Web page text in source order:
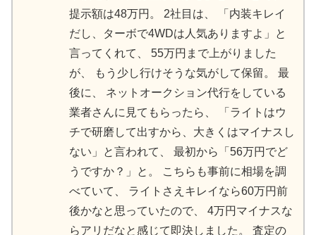
提示額は48万円。 2社目は、 「内装キレイ
だし、ターボで4WDは人気ありますよ」と
言ってくれて、 55万円まで上がりました
が、 もう少し行けそうな気がして保留。 最
後に、 ネットオークション代行をしている
業者さんに見てもらったら、 「ライトはウ
チで研磨して出すから、大きくはマイナスし
ない」と言われて、 最初から「56万円でど
うですか？」と。 こちらも事前に相場を調
べていて、 ライトさえキレイなら60万円前
後かなと思っていたので、 4万円マイナスな
らアリだなと感じて即決しました。 査定の